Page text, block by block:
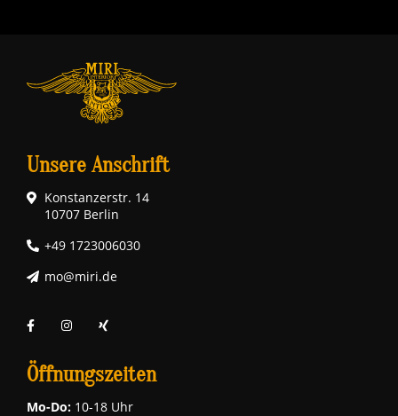
Unsere Anschrift
Konstanzerstr. 14
10707 Berlin
+49 1723006030
mo@miri.de
Öffnungszeiten
Mo-Do: 10-18 Uhr